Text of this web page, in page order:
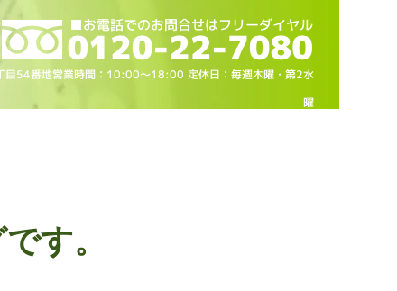
54番地営業時間：10:00～18:00 定休日：毎週木曜・第2水
曜
す。